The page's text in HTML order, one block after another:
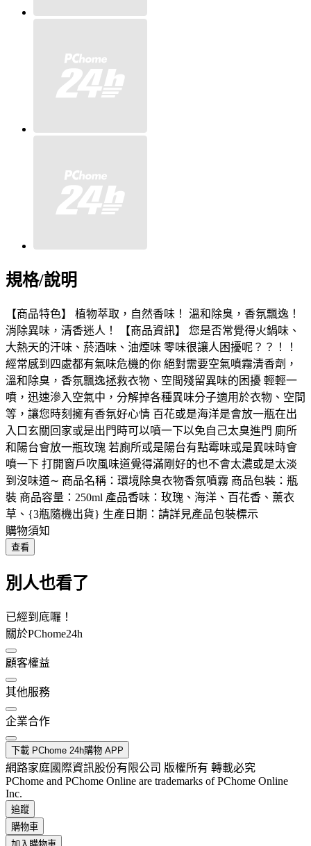
規格/說明
【商品特色】 植物萃取，自然香味！ 溫和除臭，香氛飄逸！
消除異味，清香迷人！ 【商品資訊】 您是否常覺得火鍋味、
大熱天的汗味、菸酒味、油煙味 零味很讓人困擾呢？？！！
經常感到四處都有氣味危機的你 絕對需要空氣噴霧清香劑，
溫和除臭，香氛飄逸拯救衣物、空間殘留異味的困擾 輕輕一
噴，迅速滲入空氣中，分解掉各種異味分子適用於衣物、空間
等，讓您時刻擁有香氛好心情 百花或是海洋是會放一瓶在出
入口玄關回家或是出門時可以噴一下以免自己太臭進門 廁所
和陽台會放一瓶玫瑰 若廁所或是陽台有點霉味或是異味時會
噴一下 打開窗戶吹風味道覺得滿剛好的也不會太濃或是太淡
到沒味道∼ 商品名稱：環境除臭衣物香氛噴霧 商品包裝：瓶
裝 商品容量：250ml 產品香味：玫瑰、海洋、百花香、薰衣
草、{3瓶隨機出貨} 生產日期：請詳見產品包裝標示
購物須知
查看
別人也看了
已經到底囉！
關於PChome24h
顧客權益
其他服務
企業合作
下載 PChome 24h購物 APP
網路家庭國際資訊股份有限公司 版權所有 轉載必究
PChome and PChome Online are trademarks of PChome Online
Inc.
追蹤
購物車